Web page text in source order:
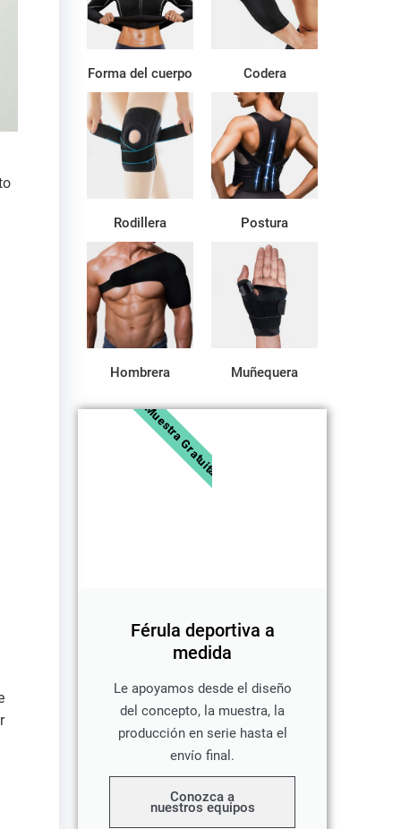
Forma del cuerpo Codera
Rodillera Postura
Hombrera Muñequera
Férula deportiva a
medida
Le apoyamos desde el diseño
del concepto, la muestra, la
producción en serie hasta el
envío final.
Conozca a
nuestros equipos
Muestra Gratuita